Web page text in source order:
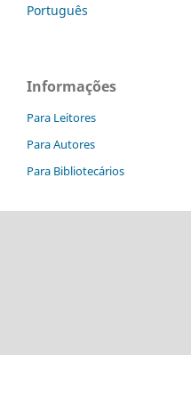
Português
Informações
Para Leitores
Para Autores
Para Bibliotecários